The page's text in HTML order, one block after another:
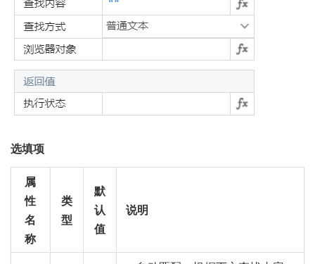
选填项
属
性
名
称
类
型
默
认
值
说明